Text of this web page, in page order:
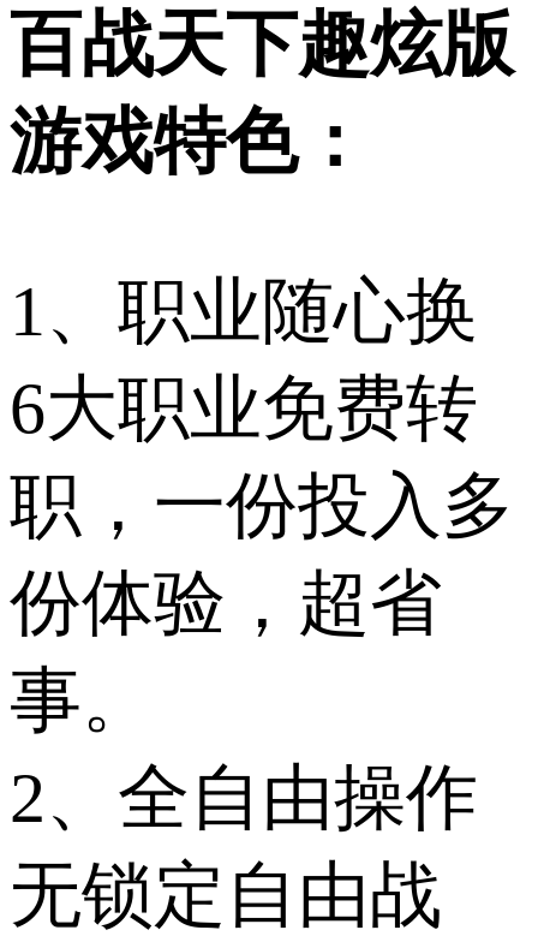
百战天下趣炫版
游戏特色：
1、职业随心换
6大职业免费转
职，一份投入多
份体验，超省
事。
2、全自由操作
无锁定自由战